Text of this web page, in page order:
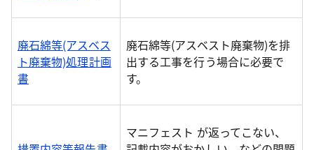
廃石綿等(アスベス
ト廃棄物)処理計画
書
廃石綿等(アスベスト廃棄物)を排
出する工事を行う場合に必要で
す。
マニフェスト が返ってこない、